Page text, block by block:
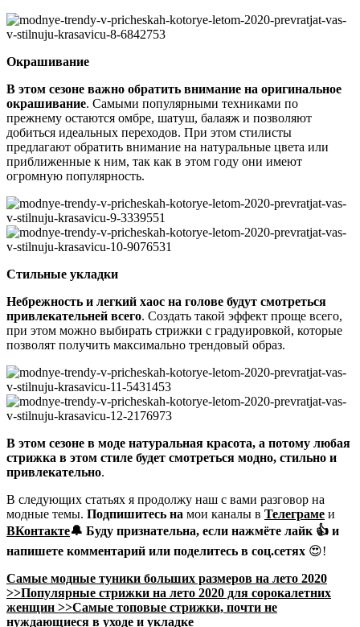
Окрашивание
В этом сезоне важно обратить внимание на оригинальное
окрашивание. Самыми популярными техниками по
прежнему остаются омбре, шатуш, балаяж и позволяют
добиться идеальных переходов. При этом стилисты
предлагают обратить внимание на натуральные цвета или
приближенные к ним, так как в этом году они имеют
огромную популярность.
Стильные укладки
Небрежность и легкий хаос на голове будут смотреться
привлекательней всего. Создать такой эффект проще всего,
при этом можно выбирать стрижки с градуировкой, которые
позволят получить максимально трендовый образ.
В этом сезоне в моде натуральная красота, а потому любая
стрижка в этом стиле будет смотреться модно, стильно и
привлекательно.
В следующих статьях я продолжу наш с вами разговор на
модные темы. Подпишитесь на мои каналы в Телеграме и
ВКонтакте🔔 Буду признательна, если нажмёте лайк 👍 и
напишете комментарий или поделитесь в соц.сетях 😍!
Самые модные туники больших размеров на лето 2020
>>Популярные стрижки на лето 2020 для сорокалетних
женщин >>Самые топовые стрижки, почти не
нуждающиеся в уходе и укладке